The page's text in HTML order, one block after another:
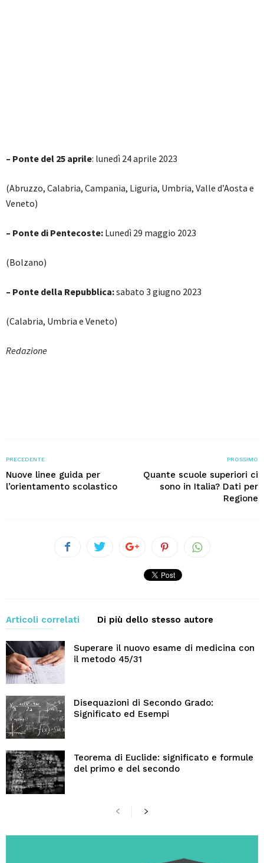
– Ponte del 25 aprile: lunedì 24 aprile 2023
(Abruzzo, Calabria, Campania, Liguria, Umbria, Valle d’Aosta e
Veneto)
– Ponte di Pentecoste: Lunedì 29 maggio 2023
(Bolzano)
– Ponte della Repubblica:sabato 3 giugno 2023
(Calabria, Umbria e Veneto)
Redazione
PRECEDENTE
Nuove linee guida per
l’orientamento scolastico
PROSSIMO
Quante scuole superiori ci
sono in Italia? Dati per
Regione
Articoli correlati Di più dello stesso autore
Superare il nuovo esame di medicina con
il metodo 45/31
Disequazioni di Secondo Grado:
Significato ed Esempi
Teorema di Euclide: significato e formule
del primo e del secondo